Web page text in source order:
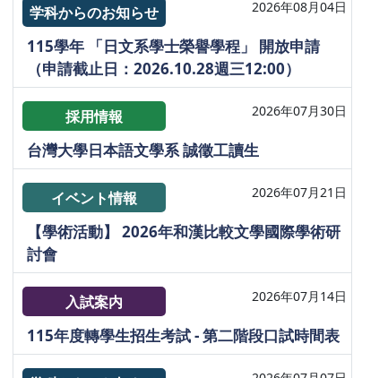
学科からのお知らせ 2026年08月04日
115學年 「日文系學士榮譽學程」 開放申請
（申請截止日：2026.10.28週三12:00）
採用情報 2026年07月30日
台灣大學日本語文學系 誠徵工讀生
イベント情報 2026年07月21日
【學術活動】 2026年和漢比較文學國際學術研
討會
入試案内 2026年07月14日
115年度轉學生招生考試 - 第二階段口試時間表